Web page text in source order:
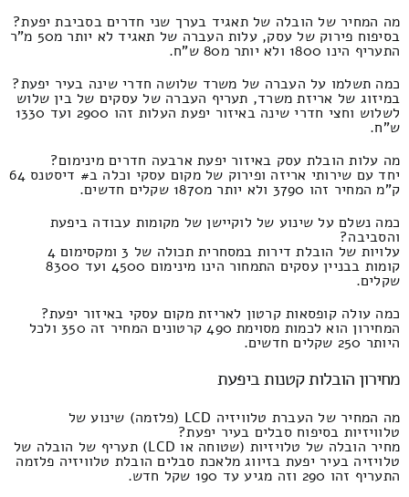
מה המחיר של הובלה של תאגיד בערך שני חדרים בסביבת יפעת?
בסיפוח פירוק של עסק, עלות העברה של תאגיד לא יותר מ50 מ"ר
התעריף הינו 1800 ולא יותר מ80 ש"ח.
כמה תשלמו על העברה של משרד שלושה חדרי שינה בעיר יפעת?
במיזוג של אריזת משרד, תעריף העברה של עסקים של בין שלוש
לשלוש וחצי חדרי שינה באיזור יפעת העלות זהו 2900 ועד 1330
ש"ח.
מה עלות הובלת עסק באיזור יפעת ארבעה חדרים מינימום?
יחד עם שירותי אריזה ופירוק של מקום עסקי וכלה ב# דיסטנס 64
ק"מ המחיר זהו 3790 ולא יותר מ1870 שקלים חדשים.
כמה נשלם על שינוע של לוקיישן של מקומות עבודה ביפעת
והסביבה?
עלויות של הובלת דירות במסחרית תכולה של 3 ומקסימום 4
קומות בבניין עסקים התמחור הינו מינימום 4500 ועד 8300
שקלים.
כמה עולה קופסאות קרטון לאריזת מקום עסקי באיזור יפעת?
המחירון הוא לכמות מסוימת 490 קרטונים המחיר זה 350 ולכל
היותר 250 שקלים חדשים.
מחירון הובלות קטנות ביפעת
מה המחיר של העברת טלוויזיה LCD (פלזמה) שינוע של
טלוויזיות בסיפוח סבלים בעיר יפעת?
מחיר הובלה של טלויזיות (שטוחה או LCD) תעריף של הובלה של
טלויזיה בעיר יפעת בזיווג מלאכת סבלים הובלת טלוויזיה פלזמה
התעריף זהו 290 וזה מגיע עד 190 שקל חדש.